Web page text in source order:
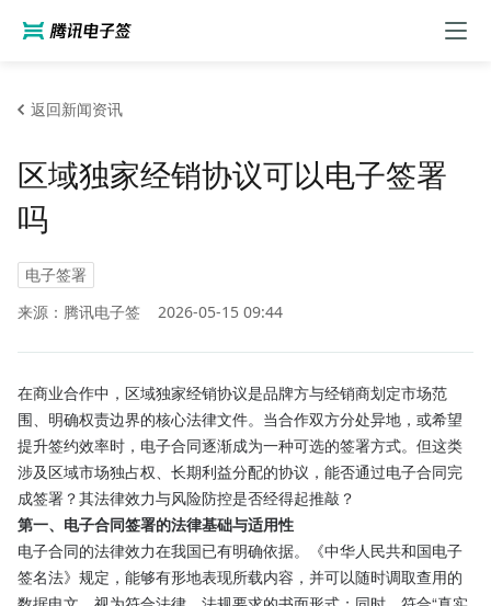
返回新闻资讯
区域独家经销协议可以电子签署
吗
电子签署
来源：腾讯电子签
2026-05-15 09:44
在商业合作中，区域独家经销协议是品牌方与经销商划定市场范
围、明确权责边界的核心法律文件。当合作双方分处异地，或希望
提升签约效率时，电子合同逐渐成为一种可选的签署方式。但这类
涉及区域市场独占权、长期利益分配的协议，能否通过电子合同完
成签署？其法律效力与风险防控是否经得起推敲？
第一、电子合同签署的法律基础与适用性
电子合同的法律效力在我国已有明确依据。《中华人民共和国电子
签名法》规定，能够有形地表现所载内容，并可以随时调取查用的